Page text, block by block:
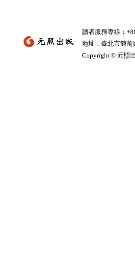
讀者服務專線：
地址：臺北市館
Copyright © 元照